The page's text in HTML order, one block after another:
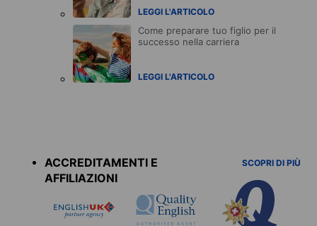
LEGGI L'ARTICOLO
Come preparare tuo figlio per il
successo nella carriera
LEGGI L'ARTICOLO
ACCREDITAMENTI E
AFFILIAZIONI
SCOPRI DI PIÙ